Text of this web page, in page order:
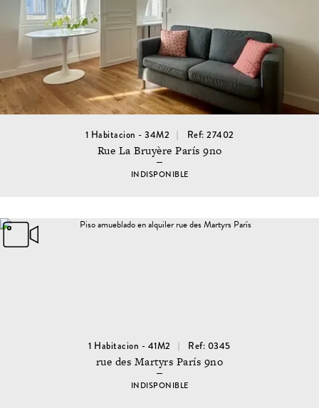
1 Habitacion - 34M2 Ref: 27402
Rue La Bruyère París 9no
INDISPONIBLE
1 Habitacion - 41M2 Ref: 0345
rue des Martyrs París 9no
INDISPONIBLE